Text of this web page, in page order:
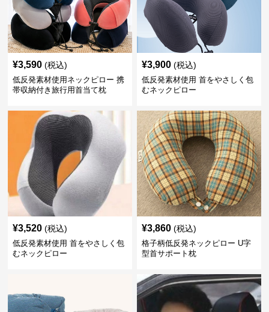
¥3,590 (税込)
低反発素材使用ネックピロー 携
帯収納付き旅行用首当て枕
¥3,900 (税込)
低反発素材使用 首をやさしく包
むネックピロー
¥3,520 (税込)
低反発素材使用 首をやさしく包
むネックピロー
¥3,860 (税込)
格子柄低反発ネックピロー U字
型首サポート枕